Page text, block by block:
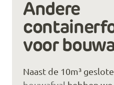
Andere
voor
Naast de 10m³